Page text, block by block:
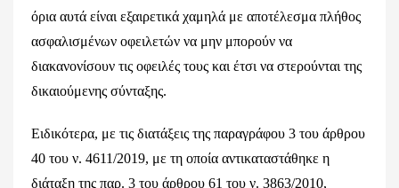
όρια αυτά είναι εξαιρετικά χαμηλά με αποτέλεσμα πλήθος
ασφαλισμένων οφειλετών να μην μπορούν να
διακανονίσουν τις οφειλές τους και έτσι να στερούνται της
δικαιούμενης σύνταξης.
Ειδικότερα, με τις διατάξεις της παραγράφου 3 του άρθρου
40 του ν. 4611/2019, με τη οποία αντικαταστάθηκε η
διάταξη της παρ. 3 του άρθρου 61 του ν. 3863/2010,